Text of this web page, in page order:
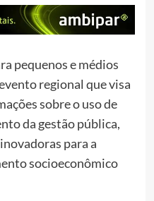
pequenos e médios
regional que visa
sobre o uso de
da gestão pública,
para a
socioeconômico